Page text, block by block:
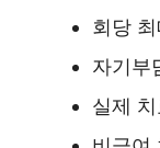
회당
자기부
실제